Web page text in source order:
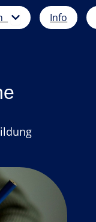
Öffne Themen
Info